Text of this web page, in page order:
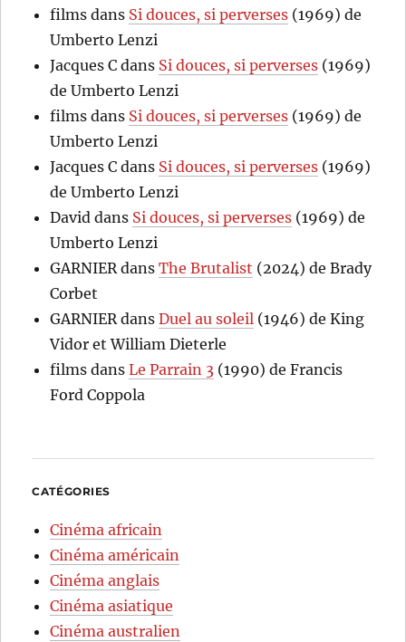
films dans Si douces, si perverses (1969) de
Umberto Lenzi
Jacques C dans Si douces, si perverses (1969)
de Umberto Lenzi
films dans Si douces, si perverses (1969) de
Umberto Lenzi
Jacques C dans Si douces, si perverses (1969)
de Umberto Lenzi
David dans Si douces, si perverses (1969) de
Umberto Lenzi
GARNIERdansThe Brutalist (2024) de Brady
Corbet
GARNIERdansDuel au soleil (1946) de King
Vidor et William Dieterle
films dansLe Parrain 3 (1990) de Francis
Ford Coppola
CATÉGORIES
Cinéma africain
Cinéma américain
Cinéma anglais
Cinéma asiatique
Cinéma australien